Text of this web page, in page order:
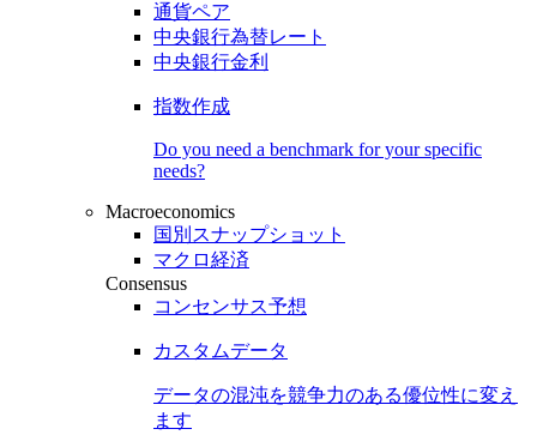
通貨ペア
中央銀行為替レート
中央銀行金利
指数作成
Do you need a benchmark for your specific
needs?
Macroeconomics
国別スナップショット
マクロ経済
Consensus
コンセンサス予想
カスタムデータ
データの混沌を競争力のある優位性に変え
ます